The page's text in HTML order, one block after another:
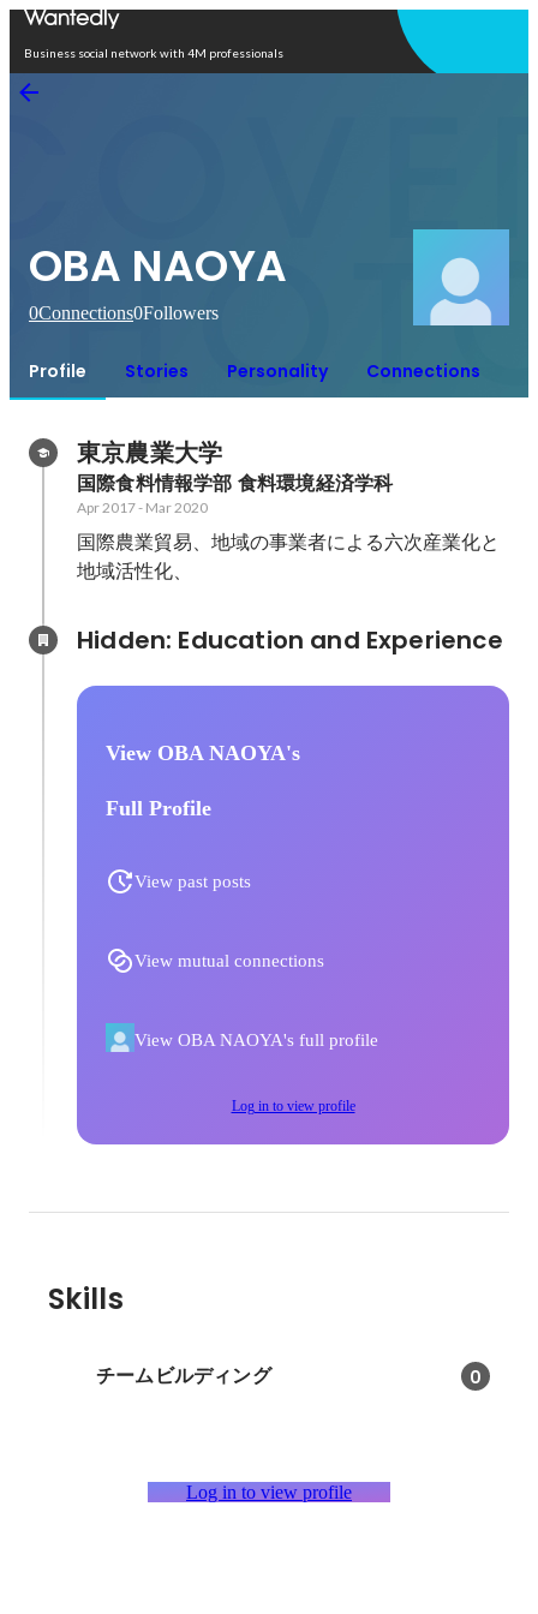
Business social network with 4M professionals
OBA NAOYA
0Connections0Followers
Profile Stories Personality Connections
東京農業大学
国際食料情報学部 食料環境経済学科
Apr 2017- Mar 2020
国際農業貿易、地域の事業者による六次産業化と
地域活性化、
View OBA NAOYA's
Full Profile
View past posts
View mutual connections
View OBA NAOYA's full profile
Log in to view profile
Skills
チームビルディング 0
Log in to view profile